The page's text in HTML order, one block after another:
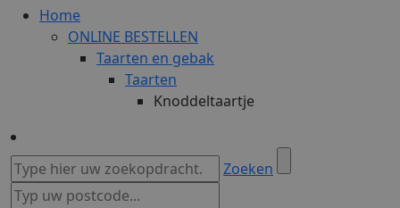
Home
ONLINE BESTELLEN
Taarten en gebak
Taarten
Knoddeltaartje
Zoeken